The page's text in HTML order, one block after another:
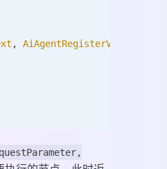
, AiAgentRegisterVO